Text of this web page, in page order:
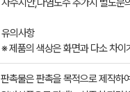
자수시안,나염도수 추가시 별도문
유의사항
※ 제품의 색상은 화면과 다소 차이
판촉물은 판촉을 목적으로 제작하